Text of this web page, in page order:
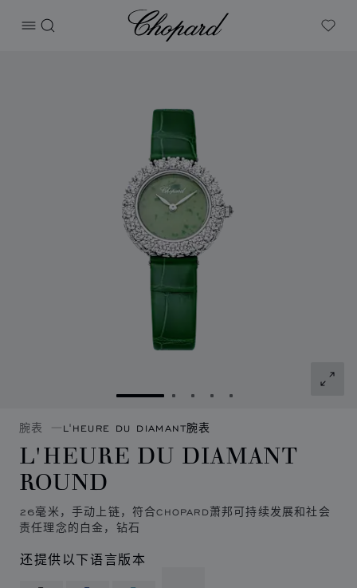
打开菜单
搜索
Chopard
My
转到幻灯片 1转到幻灯片 2
转到幻灯片 3
转到幻灯片 4
转到幻灯片 5
腕表 L'HEURE DU DIAMANT腕表
L'HEURE DU DIAMANT
ROUND
26毫米，手动上链，符合CHOPARD萧邦可持续发展和社会
责任理念的白金，钻石
还提供以下语言版本